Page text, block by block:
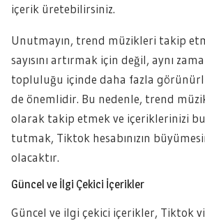
içerik üretebilirsiniz.
Unutmayın, trend müzikleri takip
sayısını artırmak için değil, aynı
topluluğu içinde daha fazla
de önemlidir. Bu nedenle, trend
olarak takip etmek ve içeriklerinizi
tutmak, Tiktok hesabınızın
olacaktır.
Güncel ve İlgi Çekici İçerikler
Güncel ve ilgi çekici içerikler, Tiktok